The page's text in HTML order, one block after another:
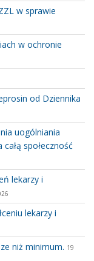
w sprawie
w ochronie
od Dziennika
uogólniania
społeczność
lekarzy i
lekarzy i
niż minimum. 19